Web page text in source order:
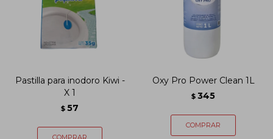
Pastilla para inodoro Kiwi -
X 1
$ 57
Oxy Pro Power Clean 1L
$ 345